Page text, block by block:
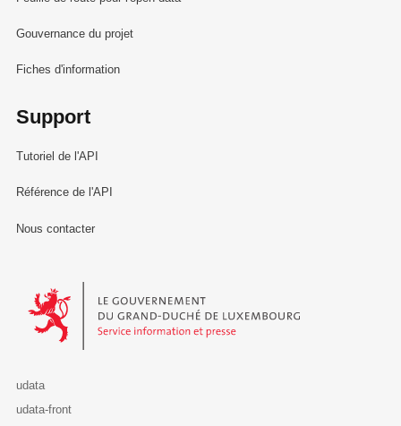
Gouvernance du projet
Fiches d'information
Support
Tutoriel de l'API
Référence de l'API
Nous contacter
Le Gouvernement du Grand-Duché de Luxembourg - Service
udata
udata-front